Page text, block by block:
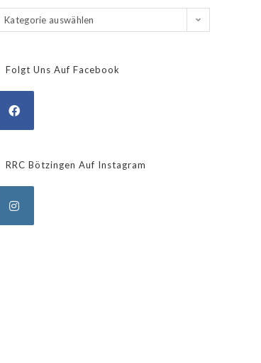
Kategorie auswählen
Folgt Uns Auf Facebook
RRC Bötzingen Auf Instagram